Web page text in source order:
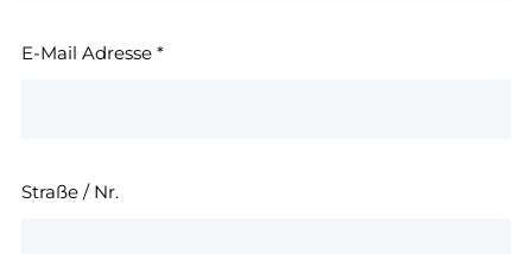
E-Mail Adresse *
Straße / Nr.